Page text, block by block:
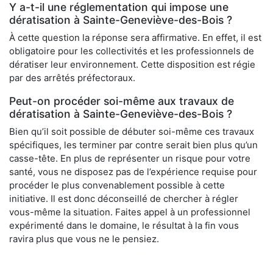
Y a-t-il une réglementation qui impose une
dératisation à Sainte-Geneviève-des-Bois ?
À cette question la réponse sera affirmative. En effet, il est
obligatoire pour les collectivités et les professionnels de
dératiser leur environnement. Cette disposition est régie
par des arrêtés préfectoraux.
Peut-on procéder soi-même aux travaux de
dératisation à Sainte-Geneviève-des-Bois ?
Bien qu’il soit possible de débuter soi-même ces travaux
spécifiques, les terminer par contre serait bien plus qu’un
casse-tête. En plus de représenter un risque pour votre
santé, vous ne disposez pas de l’expérience requise pour
procéder le plus convenablement possible à cette
initiative. Il est donc déconseillé de chercher à régler
vous-même la situation. Faites appel à un professionnel
expérimenté dans le domaine, le résultat à la fin vous
ravira plus que vous ne le pensiez.